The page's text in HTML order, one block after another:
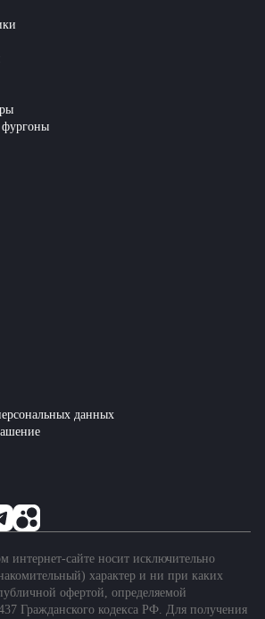
фургоны
данных
интернет-сайте носит исключительно
характер и ни при каких
офертой, определяемой
Гражданского кодекса РФ. Для получения